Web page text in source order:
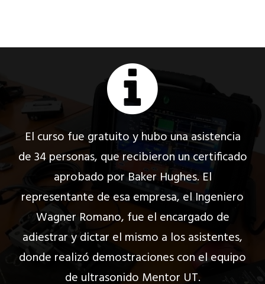
El curso fue gratuito y hubo una asistencia
de 34 personas, que recibieron un certificado
aprobado por Baker Hughes. El
representante de esa empresa, el Ingeniero
Wagner Romano, fue el encargado de
adiestrar y dictar el mismo a los asistentes,
donde realizó demostraciones con el equipo
de ultrasonido Mentor UT.